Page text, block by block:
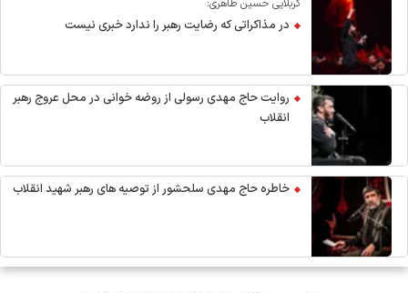
کربلایی حسین طاهری:
در مذاکراتی که رضایت رهبر را ندارد خبری نیست
روایت حاج مهدی رسولی از روضه خوانی در محل عروج رهبر
انقلاب
خاطره حاج مهدی سلحشور از توصیه های رهبر شهید انقلاب